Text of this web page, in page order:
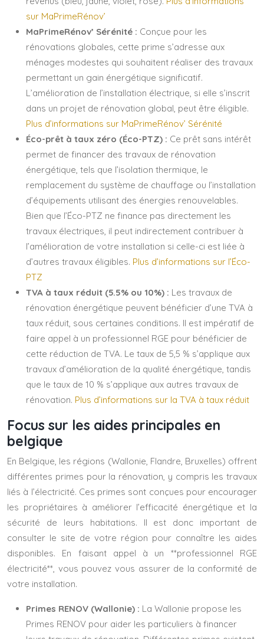
sur MaPrimeRénov’
MaPrimeRénov’ Sérénité : Conçue pour les
rénovations globales, cette prime s’adresse aux
ménages modestes qui souhaitent réaliser des travaux
permettant un gain énergétique significatif.
L’amélioration de l’installation électrique, si elle s’inscrit
dans un projet de rénovation global, peut être éligible.
Plus d’informations sur MaPrimeRénov’ Sérénité
Éco-prêt à taux zéro (Éco-PTZ) : Ce prêt sans intérêt
permet de financer des travaux de rénovation
énergétique, tels que l’isolation thermique, le
remplacement du système de chauffage ou l’installation
d’équipements utilisant des énergies renouvelables.
Bien que l’Éco-PTZ ne finance pas directement les
travaux électriques, il peut indirectement contribuer à
l’amélioration de votre installation si celle-ci est liée à
d’autres travaux éligibles. Plus d’informations sur l’Éco-
PTZ
TVA à taux réduit (5.5% ou 10%) : Les travaux de
rénovation énergétique peuvent bénéficier d’une TVA à
taux réduit, sous certaines conditions. Il est impératif de
faire appel à un professionnel RGE pour bénéficier de
cette réduction de TVA. Le taux de 5,5 % s’applique aux
travaux d’amélioration de la qualité énergétique, tandis
que le taux de 10 % s’applique aux autres travaux de
rénovation. Plus d’informations sur la TVA à taux réduit
Focus sur les aides principales en
belgique
En Belgique, les régions (Wallonie, Flandre, Bruxelles) offrent
différentes primes pour la rénovation, y compris les travaux
liés à l’électricité. Ces primes sont conçues pour encourager
les propriétaires à améliorer l’efficacité énergétique et la
sécurité de leurs habitations. Il est donc important de
consulter le site de votre région pour connaître les aides
disponibles. En faisant appel à un **professionnel RGE
électricité**, vous pouvez vous assurer de la conformité de
votre installation.
Primes RENOV (Wallonie) : La Wallonie propose les
Primes RENOV pour aider les particuliers à financer